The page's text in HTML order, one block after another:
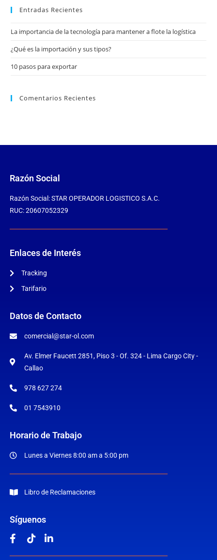
Entradas Recientes
La importancia de la tecnología para mantener a flote la logística
¿Qué es la importación y sus tipos?
10 pasos para exportar
Comentarios Recientes
Razón Social
Razón Social: STAR OPERADOR LOGISTICO S.A.C.
RUC: 20607052329
Enlaces de Interés
Tracking
Tarifario
Datos de Contacto
comercial@star-ol.com
Av. Elmer Faucett 2851, Piso 3 - Of. 324 - Lima Cargo City -
Callao
978 627 274
01 7543910
Horario de Trabajo
Lunes a Viernes 8:00 am a 5:00 pm
Libro de Reclamaciones
Síguenos